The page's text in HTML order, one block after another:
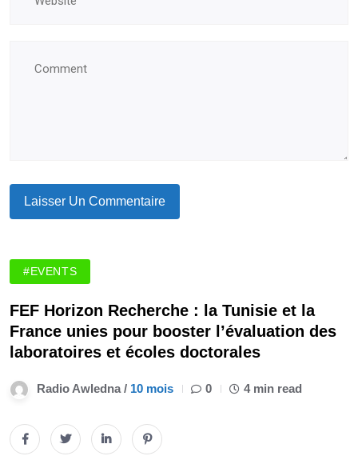
#EVENTS
FEF Horizon Recherche : la Tunisie et la
France unies pour booster l’évaluation des
laboratoires et écoles doctorales
Radio Awledna / 10 mois 0 4 min read